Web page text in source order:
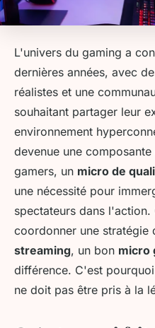
L'univers du gaming a
dernières années, avec
réalistes et une
souhaitant partager leur
environnement
devenue une
gamers, un micro de
une nécessité pour
spectateurs dans
coordonner une
streaming, un bon micro
différence. C'est
ne doit pas être pris à la